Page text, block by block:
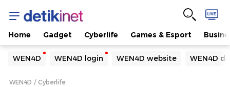
Home Gadget Cyberlife Games & Esport
WEN4D WEN4D login WEN4D website WEN4D
Yang sedang ramai dicari
Loading...
WEN4D Cyberlife